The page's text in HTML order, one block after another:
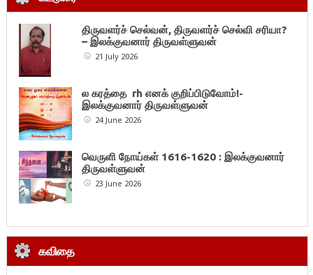
திருவளர்ச் செல்வன், திருவளர்ச் செல்வி சரியா?
– இலக்குவனார் திருவள்ளுவன்
21 July 2026
ல கரத்தை rh எனக் குறிப்பிடுவோம்!-
இலக்குவனார் திருவள்ளுவன்
24 June 2026
வெருளி நோய்கள் 1616-1620 : இலக்குவனார்
திருவள்ளுவன்
23 June 2026
கவிதை